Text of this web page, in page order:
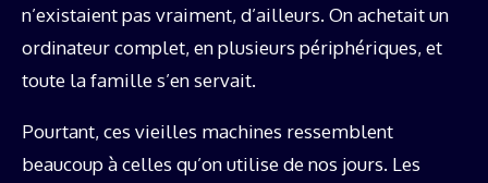
n’existaient pas vraiment, d’ailleurs. On achetait un
ordinateur complet, en plusieurs périphériques, et
toute la famille s’en servait.
Pourtant, ces vieilles machines ressemblent
beaucoup à celles qu’on utilise de nos jours. Les